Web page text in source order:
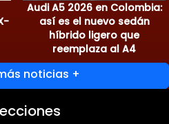
Audi A5 2026 en Colombia:
así es el nuevo sedán
híbrido ligero que
reemplaza al A4
noticias +